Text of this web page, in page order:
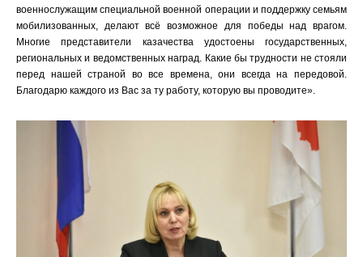
военнослужащим специальной военной операции и поддержку семьям
мобилизованных, делают всё возможное для победы над врагом.
Многие представители казачества удостоены государственных,
региональных и ведомственных наград. Какие бы трудности не стояли
перед нашей страной во все времена, они всегда на передовой.
Благодарю каждого из Вас за ту работу, которую вы проводите».